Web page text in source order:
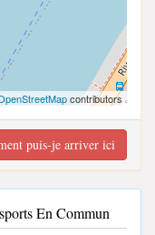
contributors
puis-je arriver ici
En Commun